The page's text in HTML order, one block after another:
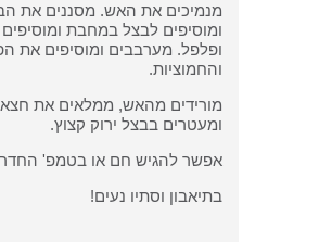
מנמיכים את האש. מסננים את
ומוסיפים לבצל במחבת
ופלפל. מערבבים ומוסיפים את
והחמוציות.
מורידים מהאש, ממלאים את
ומעטרים בבצל ירוק קצוץ.
אפשר להגיש חם או בטמפ'
בתיאבון וסתיו נעים!